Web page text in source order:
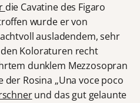
die Cavatine des Figaro
wurde er von
ausladendem, sehr
Koloraturen recht
dunklem Mezzosopran
Rosina „Una voce poco
und das gut gelaunte